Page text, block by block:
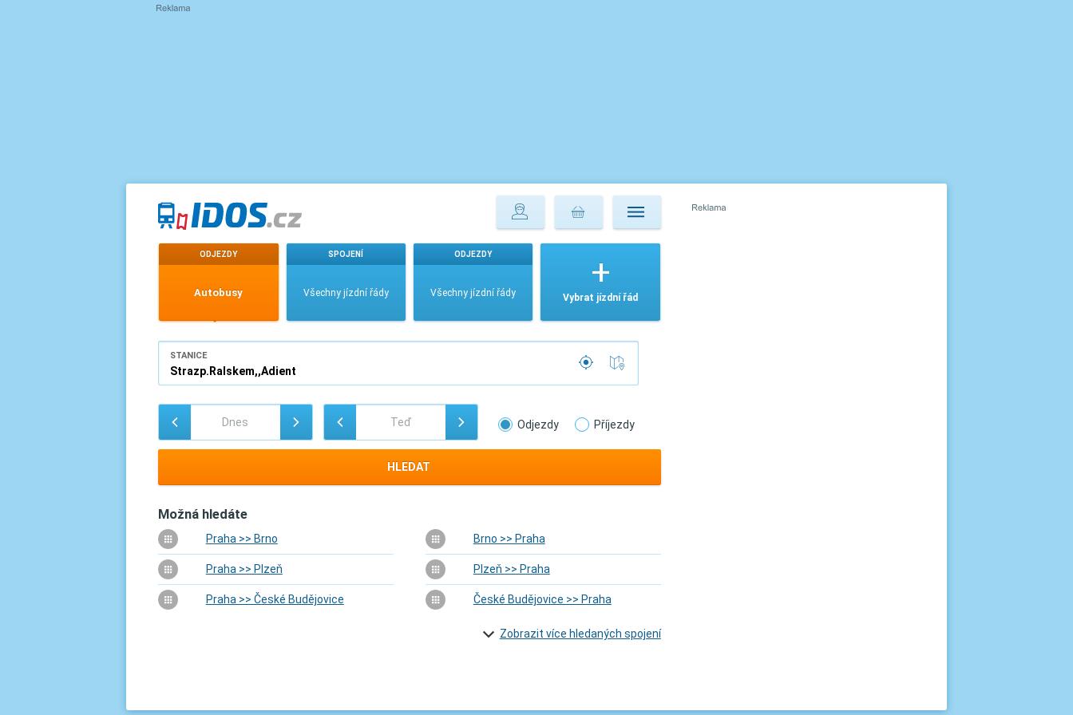
ODJEZDY
Autobusy
SPOJENÍ
Všechny jízdní řády
ODJEZDY
Všechny jízdní řády Vybrat jízdní řád
STANICE
Odjezdy Příjezdy
HLEDAT
Možná hledáte
Praha >> Brno Brno >> Praha
Praha >> Plzeň Plzeň >> Praha
Praha >> České Budějovice České Budějovice >> Praha
Zobrazit více hledaných spojení